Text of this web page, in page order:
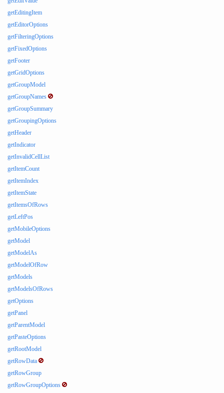
getEditingItem
getEditorOptions
getFilteringOptions
getFixedOptions
getFooter
getGridOptions
getGroupModel
getGroupNames
getGroupSummary
getGroupingOptions
getHeader
getIndicator
getInvalidCellList
getItemCount
getItemIndex
getItemState
getItemsOfRows
getLeftPos
getMobileOptions
getModel
getModelAs
getModelOfRow
getModels
getModelsOfRows
getOptions
getPanel
getParentModel
getPasteOptions
getRootModel
getRowData
getRowGroup
getRowGroupOptions